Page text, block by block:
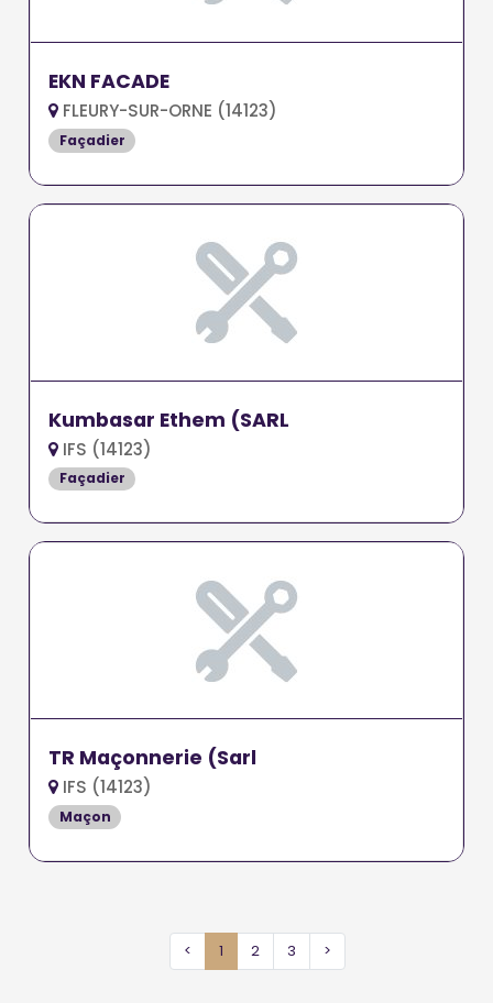
EKN FACADE
FLEURY-SUR-ORNE (14123)
Façadier
Kumbasar Ethem (SARL
IFS (14123)
Façadier
TR Maçonnerie (Sarl
IFS (14123)
Maçon
< 1 2 3 >